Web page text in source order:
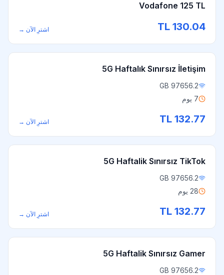
Vodafone 125 TL
130.04 اشترِ الآن →
5G Haftalık Sınırsız İletişim
97656.2 GB
7 يوم
132.77 اشترِ الآن →
5G Haftalik Sınırsız TikTok
97656.2 GB
28 يوم
132.77 اشترِ الآن →
5G Haftalik Sınırsız Gamer
97656.2 GB